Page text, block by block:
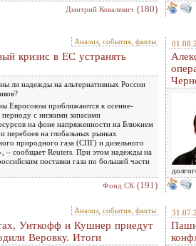
Дмитрий Ковалевич (180)
Анализ, события, факты
кризис в ЕС устранять
ли надежды на альтернативных России
Евросоюза приближаются к осенне-
с низкими запасами
на фоне напряженности на Ближнем
перебоев на глобальных рынках
природного газа (СПГ) и дизельного
– сообщает Reuters. При этом надежды на
поставки газа по большей части
Фонд СК (191)
Анализ, события, факты
Уиткофф и Кушнер приедут
Веровку. Итоги